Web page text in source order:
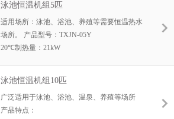
优势：断电记忆功能，无需专人管理
泳池恒温机组5匹
适用场所：泳池、浴池、养殖等需要恒温热水
场所。 产品型号：TXJN-05Y
20℃制热量：21kW
优势：断电记忆功能，无需专人管理
泳池恒温机组10匹
广泛适用于泳池、浴池、温泉、养殖等场所
产品特点：